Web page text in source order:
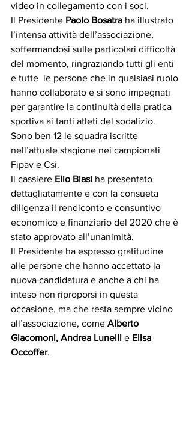
video in collegamento con i soci.
Il Presidente Paolo Bosatra ha illustrato
l’intensa attività dell’associazione,
soffermandosi sulle particolari difficoltà
del momento, ringraziando tutti gli enti
e tutte  le persone che in qualsiasi ruolo
hanno collaborato e si sono impegnati
per garantire la continuità della pratica
sportiva ai tanti atleti del sodalizio.
Sono ben 12 le squadra iscritte
nell’attuale stagione nei campionati
Fipav e Csi.
Il cassiere Elio Biasi ha presentato
dettagliatamente e con la consueta
diligenza il rendiconto e consuntivo
economico e finanziario del 2020 che è
stato approvato all’unanimità.
Il Presidente ha espresso gratitudine
alle persone che hanno accettato la
nuova candidatura e anche a chi ha
inteso non riproporsi in questa
occasione, ma che resta sempre vicino
all’associazione, come Alberto
Giacomoni, Andrea Lunelli e Elisa
Occoffer.